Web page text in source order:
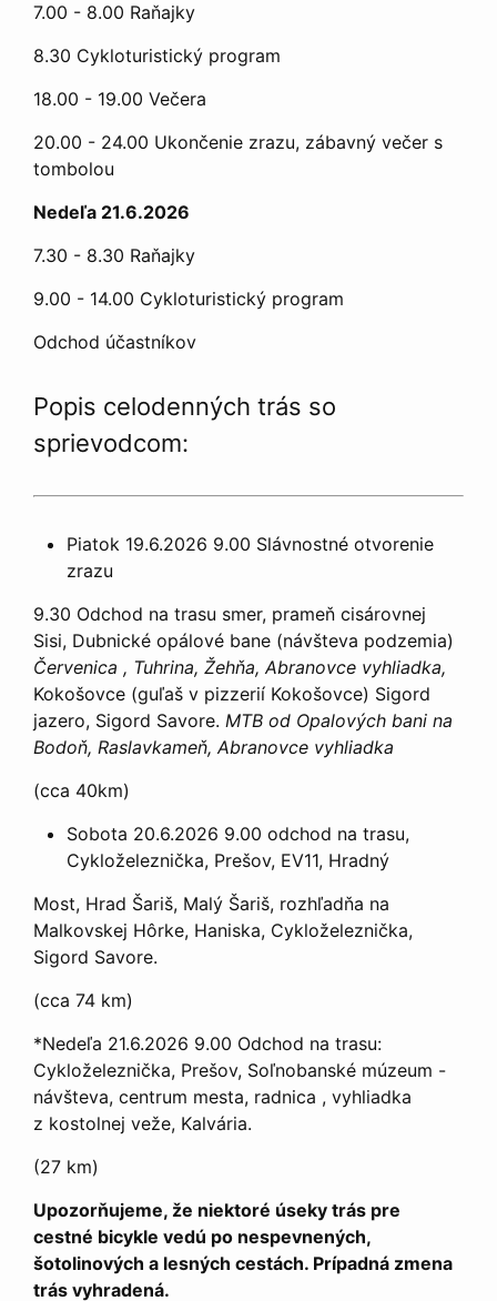
7.00 - 8.00 Raňajky
8.30 Cykloturistický program
18.00 - 19.00 Večera
20.00 - 24.00 Ukončenie zrazu, zábavný večer s
tombolou
Nedeľa 21.6.2026
7.30 - 8.30 Raňajky
9.00 - 14.00 Cykloturistický program
Odchod účastníkov
Popis celodenných trás so
sprievodcom:
Piatok 19.6.2026 9.00 Slávnostné otvorenie
zrazu
9.30 Odchod na trasu smer, prameň cisárovnej
Sisi, Dubnické opálové bane (návšteva podzemia)
Červenica , Tuhrina, Žehňa, Abranovce vyhliadka,
Kokošovce (guľaš v pizzerií Kokošovce) Sigord
jazero, Sigord Savore. MTB od Opalových bani na
Bodoň, Raslavkameň, Abranovce vyhliadka
(cca 40km)
Sobota 20.6.2026 9.00 odchod na trasu,
Cykloželeznička, Prešov, EV11, Hradný
Most, Hrad Šariš, Malý Šariš, rozhľadňa na
Malkovskej Hôrke, Haniska, Cykloželeznička,
Sigord Savore.
(cca 74 km)
*Nedeľa 21.6.2026 9.00 Odchod na trasu:
Cykloželeznička, Prešov, Soľnobanské múzeum -
návšteva, centrum mesta, radnica , vyhliadka
z kostolnej veže, Kalvária.
(27 km)
Upozorňujeme, že niektoré úseky trás pre
cestné bicykle vedú po nespevnených,
šotolinových a lesných cestách. Prípadná zmena
trás vyhradená.